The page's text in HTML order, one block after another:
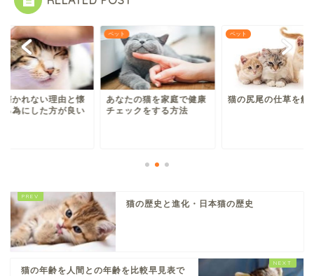
懐かれない理由と懐
る為にした方が良い
ペット
あなたの猫を家庭で健康
チェックをする方法
ペット
猫の尻尾の仕草を解
猫の歴史と進化・日本猫の歴史
猫の年齢を人間との年齢を比較早見表で